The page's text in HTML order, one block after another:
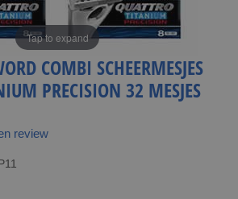
Tap to expand
COMBI SCHEERMESJES
PRECISION 32 MESJES
review